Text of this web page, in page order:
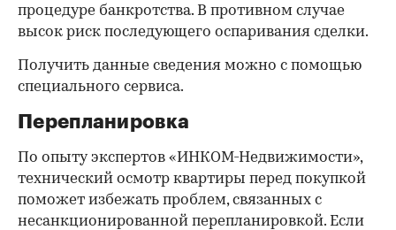
процедуре банкротства. В противном случае
высок риск последующего оспаривания сделки.
Получить данные сведения можно с помощью
специального сервиса.
Перепланировка
По опыту экспертов «ИНКОМ-Недвижимости»,
технический осмотр квартиры перед покупкой
поможет избежать проблем, связанных с
несанкционированной перепланировкой. Если